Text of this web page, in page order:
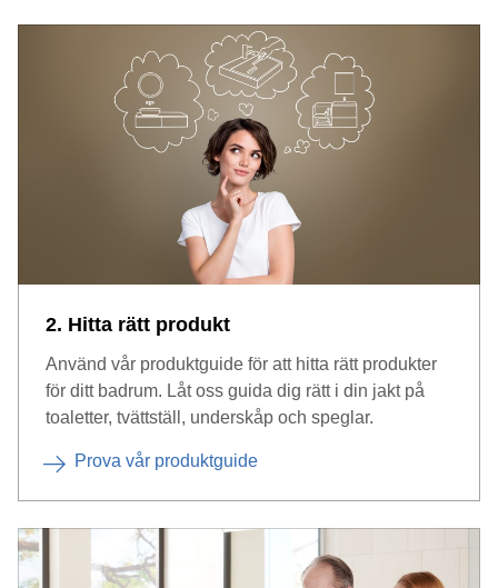
2. Hitta rätt produkt
Använd vår produktguide för att hitta rätt produkter
för ditt badrum. Låt oss guida dig rätt i din jakt på
toaletter, tvättställ, underskåp och speglar.
Prova vår produktguide